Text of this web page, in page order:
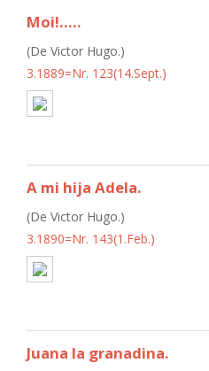
Moi!.....
(De Victor Hugo.)
3.1889=Nr. 123(14.Sept.)
A mi hija Adela.
(De Victor Hugo.)
3.1890=Nr. 143(1.Feb.)
Juana la granadina.